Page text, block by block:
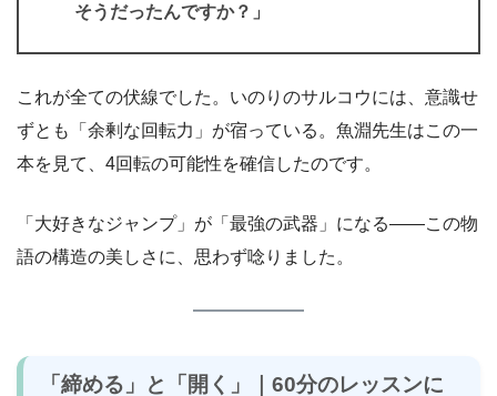
そうだったんですか？」
これが全ての伏線でした。いのりのサルコウには、意識せ
ずとも「余剰な回転力」が宿っている。魚淵先生はこの一
本を見て、4回転の可能性を確信したのです。
「大好きなジャンプ」が「最強の武器」になる——この物
語の構造の美しさに、思わず唸りました。
「締める」と「開く」｜60分のレッスンに